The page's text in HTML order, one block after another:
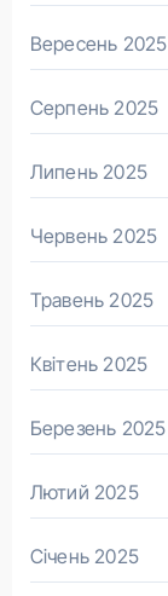
Вересень 2025
Серпень 2025
Липень 2025
Червень 2025
Травень 2025
Квітень 2025
Березень 2025
Лютий 2025
Січень 2025